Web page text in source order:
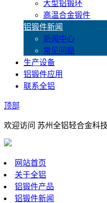
大型铝锻环
高温合金锻件
铝锻件新闻
新闻中心
常见问题
生产设备
铝锻件应用
联系全铝
顶部
欢迎访问 苏州全铝轻合金科
网站首页
关于全铝
铝锻件产品
铝锻件新闻